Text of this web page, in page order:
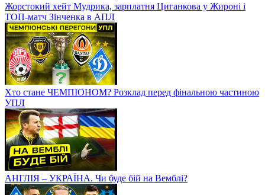
Жорстокий хейт Мудрика, зарплатня Циганкова у Жироні і
ТОП-матч Зінченка в АПЛ
Хто стане ЧЕМПІОНОМ? Розклад перед фінальною частиною
УПЛ
АНГЛІЯ – УКРАЇНА. Чи буде бій на Вемблі?